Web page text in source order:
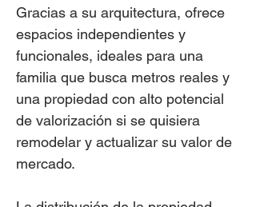
Gracias a su arquitectura, ofrece
espacios independientes y
funcionales, ideales para una
familia que busca metros reales y
una propiedad con alto potencial
de valorización si se quisiera
remodelar y actualizar su valor de
mercado.